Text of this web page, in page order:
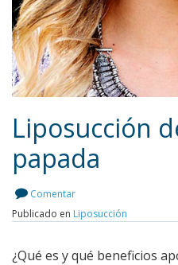
Liposucción
papada
Comentar
Publicado en Liposucción
¿Qué es y qué beneficios